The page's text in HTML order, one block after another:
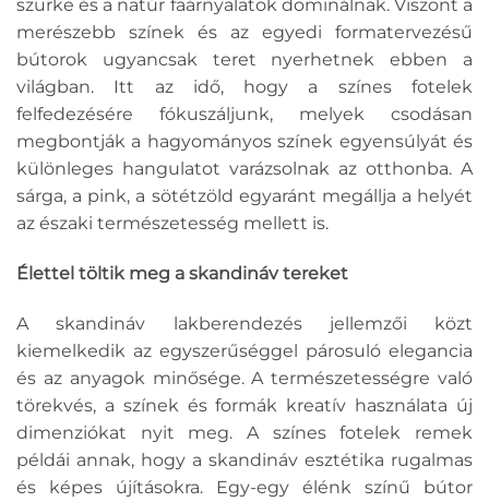
szürke és a natúr faárnyalatok dominálnak. Viszont a
merészebb színek és az egyedi formatervezésű
bútorok ugyancsak teret nyerhetnek ebben a
világban. Itt az idő, hogy a színes fotelek
felfedezésére fókuszáljunk, melyek csodásan
megbontják a hagyományos színek egyensúlyát és
különleges hangulatot varázsolnak az otthonba. A
sárga, a pink, a sötétzöld egyaránt megállja a helyét
az északi természetesség mellett is.
Élettel töltik meg a skandináv tereket
A skandináv lakberendezés jellemzői közt
kiemelkedik az egyszerűséggel párosuló elegancia
és az anyagok minősége. A természetességre való
törekvés, a színek és formák kreatív használata új
dimenziókat nyit meg. A színes fotelek remek
példái annak, hogy a skandináv esztétika rugalmas
és képes újításokra. Egy-egy élénk színű bútor